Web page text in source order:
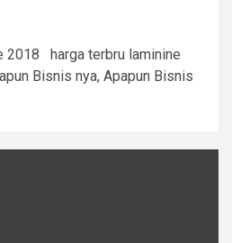
2018 harga terbru laminine
Bisnis nya, Apapun Bisnis